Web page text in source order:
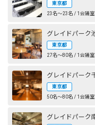
東京都
23名〜23名 / 1会議室
東京都
27名〜80名 / 1会議室
東京都
50名〜80名 / 1会議室